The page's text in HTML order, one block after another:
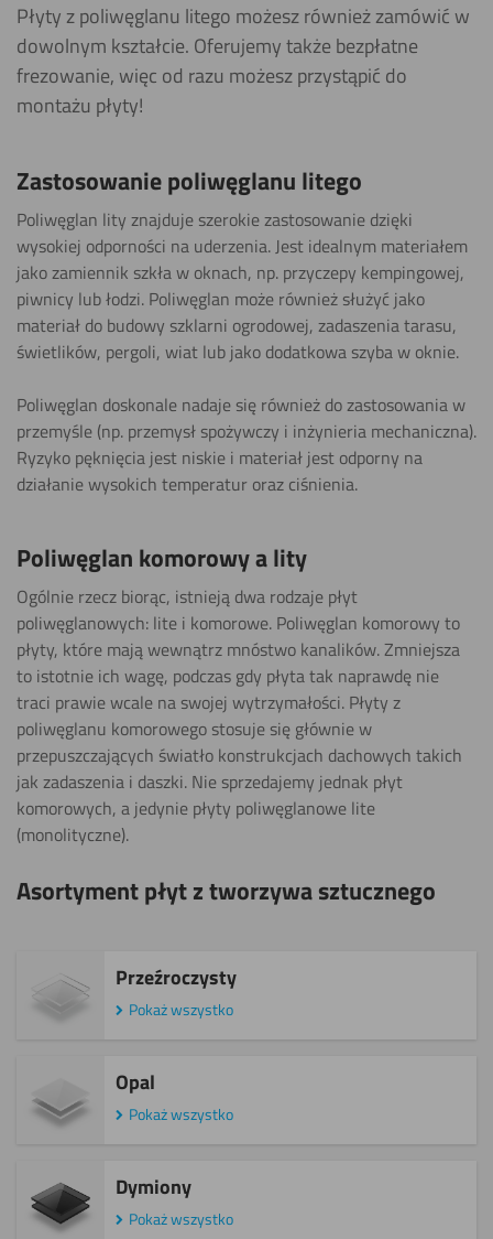
Płyty z poliwęglanu litego możesz również zamówić w
dowolnym kształcie. Oferujemy także bezpłatne
frezowanie, więc od razu możesz przystąpić do
montażu płyty!
Zastosowanie poliwęglanu litego
Poliwęglan lity znajduje szerokie zastosowanie dzięki
wysokiej odporności na uderzenia. Jest idealnym materiałem
jako zamiennik szkła w oknach, np. przyczepy kempingowej,
piwnicy lub łodzi. Poliwęglan może również służyć jako
materiał do budowy szklarni ogrodowej, zadaszenia tarasu,
świetlików, pergoli, wiat lub jako dodatkowa szyba w oknie.
Poliwęglan doskonale nadaje się również do zastosowania w
przemyśle (np. przemysł spożywczy i inżynieria mechaniczna).
Ryzyko pęknięcia jest niskie i materiał jest odporny na
działanie wysokich temperatur oraz ciśnienia.
Poliwęglan komorowy a lity
Ogólnie rzecz biorąc, istnieją dwa rodzaje płyt
poliwęglanowych: lite i komorowe. Poliwęglan komorowy to
płyty, które mają wewnątrz mnóstwo kanalików. Zmniejsza
to istotnie ich wagę, podczas gdy płyta tak naprawdę nie
traci prawie wcale na swojej wytrzymałości. Płyty z
poliwęglanu komorowego stosuje się głównie w
przepuszczających światło konstrukcjach dachowych takich
jak zadaszenia i daszki. Nie sprzedajemy jednak płyt
komorowych, a jedynie płyty poliwęglanowe lite
(monolityczne).
Asortyment płyt z tworzywa sztucznego
Przeźroczysty
Pokaż wszystko
Opal
Pokaż wszystko
Dymiony
Pokaż wszystko